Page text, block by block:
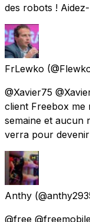
des robots !
FrLewko
@Xavier75
client Freebox me
semaine et aucun
verra pour
Anthy
@free